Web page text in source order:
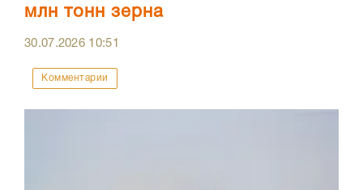
млн тонн зерна
30.07.2026 10:51
Комментарии